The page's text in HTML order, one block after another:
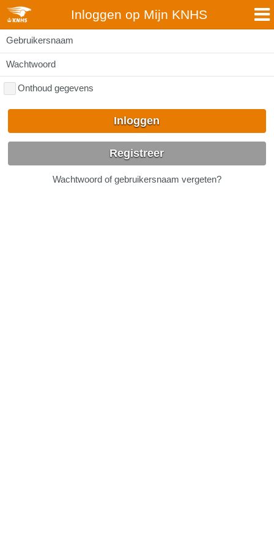
Inloggen op Mijn KNHS
Gebruikersnaam
Wachtwoord
Onthoud gegevens
Inloggen
Registreer
Wachtwoord of gebruikersnaam vergeten?